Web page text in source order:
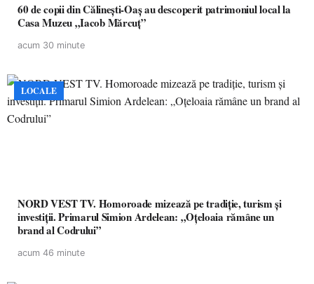
60 de copii din Călinești-Oaș au descoperit patrimoniul local la
Casa Muzeu „Iacob Mărcuț”
acum 30 minute
LOCALE
NORD VEST TV. Homoroade mizează pe tradiție, turism și
investiții. Primarul Simion Ardelean: „Oțeloaia rămâne un
brand al Codrului”
acum 46 minute